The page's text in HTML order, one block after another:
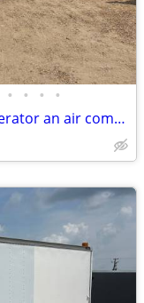
• • • •
Ford E450 Super Duty 2008 has generator an air compresser runs great